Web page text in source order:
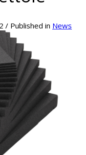
/ Published in News